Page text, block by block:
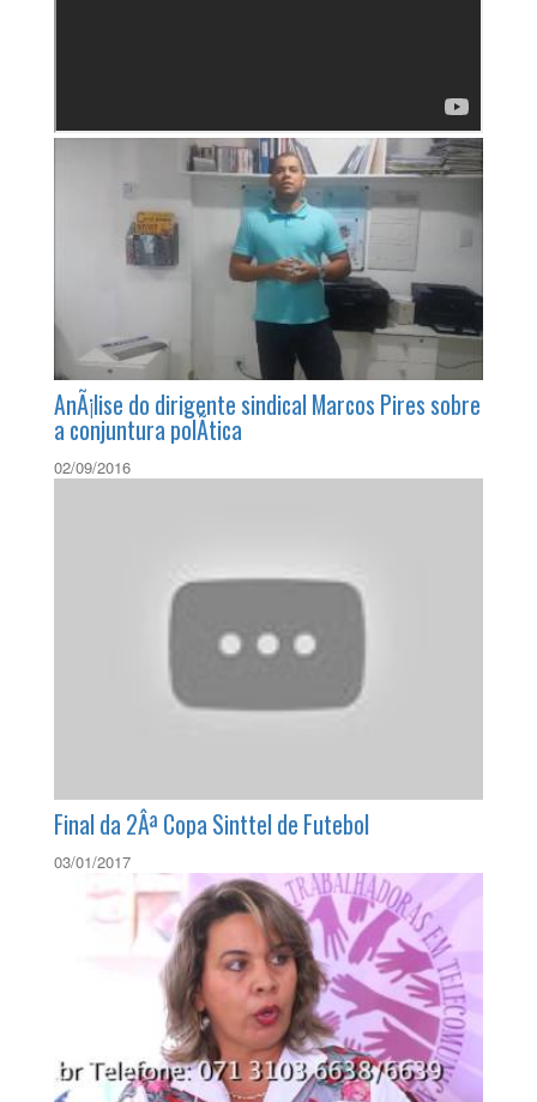
AnÃ¡lise do dirigente sindical Marcos Pires sobre
a conjuntura polÃ­tica
02/09/2016
Final da 2Âª Copa Sinttel de Futebol
03/01/2017